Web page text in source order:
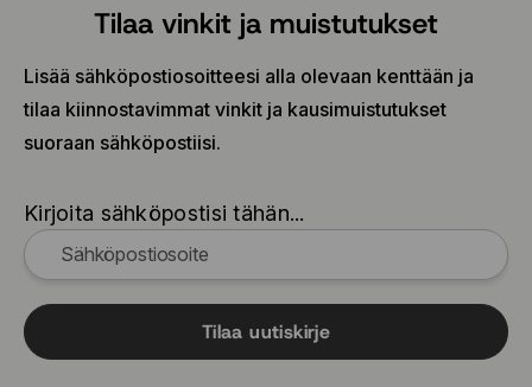
Tilaa vinkit ja muistutukset
Lisää sähköpostiosoitteesi alla olevaan kenttään ja
tilaa kiinnostavimmat vinkit ja kausimuistutukset
suoraan sähköpostiisi.
Kirjoita sähköpostisi tähän...
Tilaa uutiskirje